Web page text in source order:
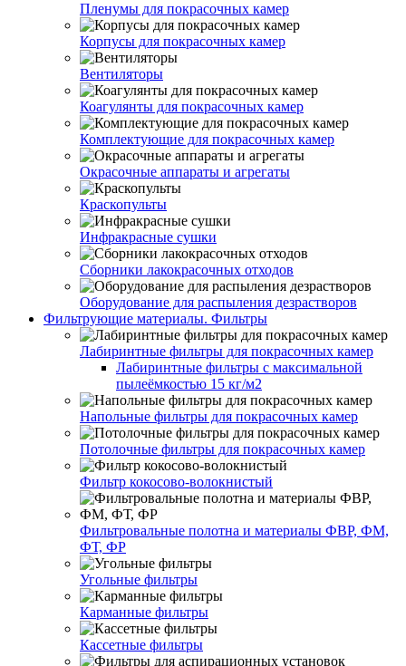
Пленумы для покрасочных камер
Корпусы для покрасочных камер
Вентиляторы
Коагулянты для покрасочных камер
Комплектующие для покрасочных камер
Окрасочные аппараты и агрегаты
Краскопульты
Инфракрасные сушки
Сборники лакокрасочных отходов
Оборудование для распыления дезрастворов
Фильтрующие материалы. Фильтры
Лабиринтные фильтры для покрасочных камер
Лабиринтные фильтры с максимальной
пылеёмкостью 15 кг/м2
Напольные фильтры для покрасочных камер
Потолочные фильтры для покрасочных камер
Фильтр кокосово-волокнистый
Фильтровальные полотна и материалы ФВР, ФМ,
ФТ, ФР
Угольные фильтры
Карманные фильтры
Кассетные фильтры